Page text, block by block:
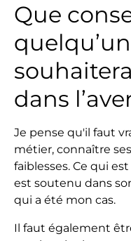
Que
dans
Je pense qu'il faut
métier, connaître
faiblesses. Ce qui
est soutenu dans
qui a été mon cas.
Il faut également